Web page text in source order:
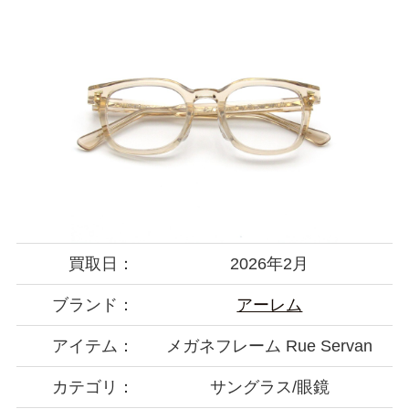
買取日： 2026年2月
ブランド： アーレム
アイテム： メガネフレーム Rue Servan
カテゴリ： サングラス/眼鏡